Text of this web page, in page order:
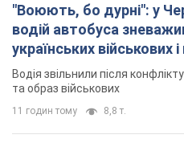
"Воюють, бо дурні": у
водій автобуса
українських військових
Відео
Водія звільнили після
та образ військових
11 годин тому 8,8 т.